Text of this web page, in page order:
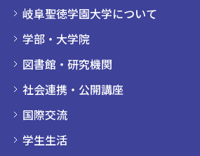
岐阜聖徳学園大学について
学部・大学院
図書館・研究機関
社会連携・公開講座
国際交流
学生生活